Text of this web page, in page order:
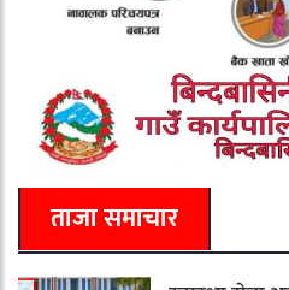
ताजा समाचार